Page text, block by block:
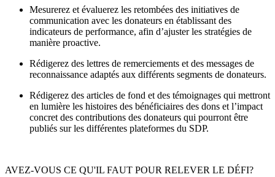
Mesurerez et évaluerez les retombées des initiatives de
communication avec les donateurs en établissant des
indicateurs de performance, afin d’ajuster les stratégies de
manière proactive.
Rédigerez des lettres de remerciements et des messages de
reconnaissance adaptés aux différents segments de donateurs.
Rédigerez des articles de fond et des témoignages qui mettront
en lumière les histoires des bénéficiaires des dons et l’impact
concret des contributions des donateurs qui pourront être
publiés sur les différentes plateformes du SDP.
AVEZ-VOUS CE QU'IL FAUT POUR RELEVER LE DÉFI?